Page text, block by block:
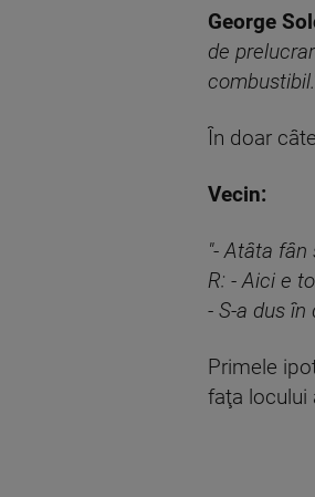
George
de
În doar
Vecin:
"- Atâta
R: - Aici e
- S-a dus în
Primele
faţa locului